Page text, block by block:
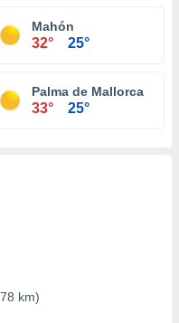
Mahón
32° 25°
Palma de Mallorca
33° 25°
km)